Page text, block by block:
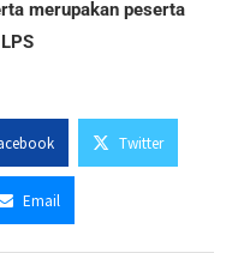
merupakan peserta
Twitter
Email